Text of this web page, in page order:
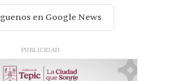
en Google News
PUBLICIDAD